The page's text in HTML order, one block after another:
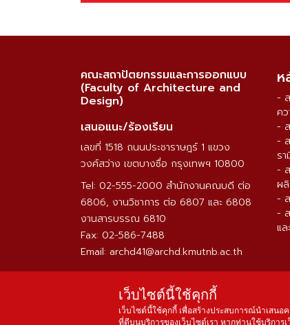
คณะสถาปัตยกรรมและการออกแบบ
(Faculty of Architecture and
Design)
เสนอแนะ/ร้องเรียน
เลขที่ 1518 ถนนประชาราษฎร์ 1 แขวง
วงศ์สว่าง เขตบางซื่อ กรุงเทพฯ 10800
Tel: 02-555-2000 สำนักงานคณบดี ต่อ
6806, งานวิชาการ ต่อ 6807 และ 6808
งานสารบรรณ 6810
Fax: 02-586-7488
Email: archd41@archd.kmutnb.ac.th
ห
-
ค
-
-
ร
-
ผ
-
-
แ
เว็บไซต์นี้ใช้คุกกี้
เว็บไซต์นี้ใช้คุกกี้ เพื่อสร้างประสบการณ์นำเสน
ที่ดีบนบริการของเว็บไซต์เรา หากท่านใช้บริกา